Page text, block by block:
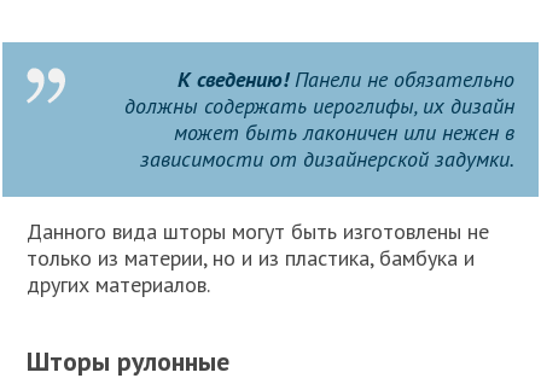
К сведению!Панели не обязательно
должны содержать иероглифы, их дизайн
может быть лаконичен или нежен в
зависимости от дизайнерской задумки.
Данного вида шторы могут быть изготовлены не
только из материи, но и из пластика, бамбука и
других материалов.
Шторы рулонные